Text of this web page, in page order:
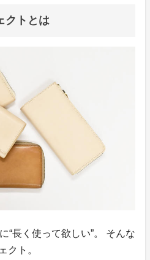
クトとは
“長く使って欲しい”。 そんな
クト。